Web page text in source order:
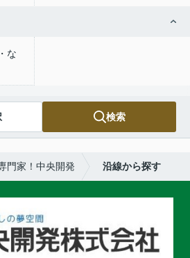
な
検索
門家！中央開発 沿線から探す